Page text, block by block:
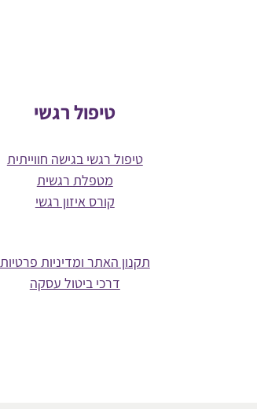
טיפול רגשי
טיפול רגשי בגישה חווייתית
מטפלת רגשית
קורס איזון רגשי
תקנון האתר ומדיניות פרטיות
דרכי ביטול עסקה